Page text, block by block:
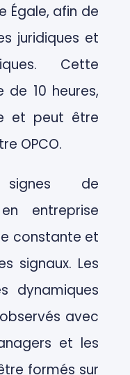
Égale, afin de
juridiques et
Cette
de 10 heures,
et peut être
OPCO.
signes de
entreprise
constante et
signaux. Les
dynamiques
avec
et les
formés sur